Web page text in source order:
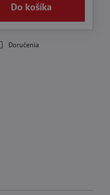
Do košíka
Doručenia